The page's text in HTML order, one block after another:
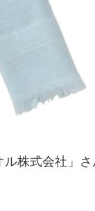
株式会社」